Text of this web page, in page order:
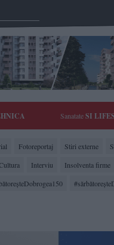
SanatateSI
Fotoreportaj Stiri externe
Interviu Insolventa firme